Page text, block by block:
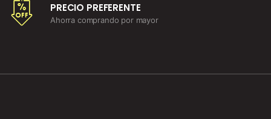
PRECIO PREFERENTE
Ahorra comprando por mayor